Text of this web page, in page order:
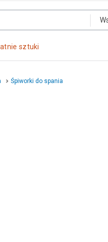
sztuki
Śpiworki do spania